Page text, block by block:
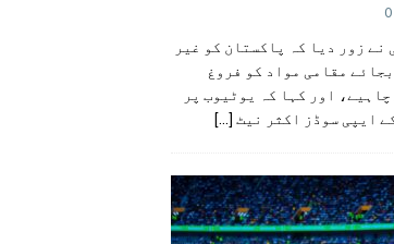
0
نے زور دیا کہ پاکستان کو غیر
مقامی مواد کو فروغ
اور کہا کہ یوٹیوب پر
ایپی سوڈز اکثر نیٹ [...]